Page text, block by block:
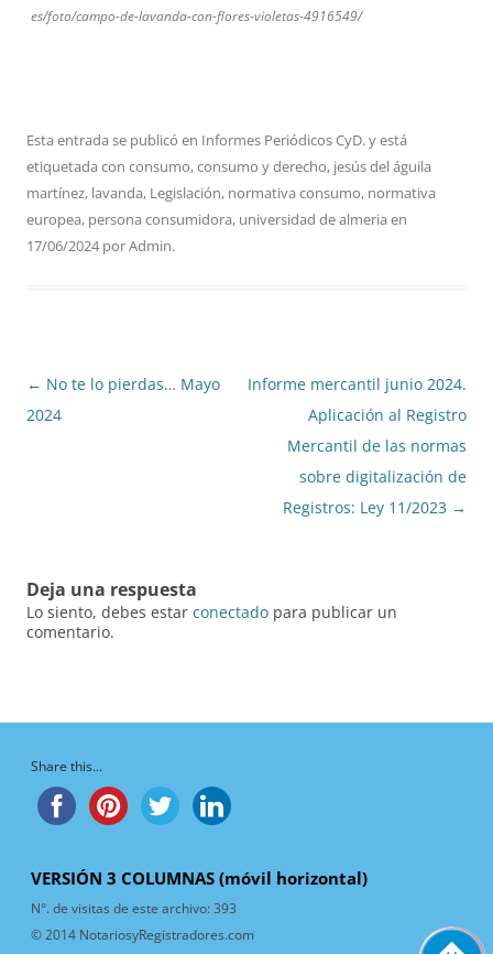
es/foto/campo-de-lavanda-con-flores-violetas-4916549/
Esta entrada se publicó en Informes Periódicos CyD.y está
etiquetada con consumo,consumo y derecho, jesús del águila
martínez, lavanda, Legislación, normativa consumo, normativa
europea, persona consumidora, universidad de almeria en
17/06/2024porAdmin.
Navegación
de
← No te lo pierdas… Mayo
2024
Informe mercantil junio 2024.
Aplicación al Registro
Mercantil de las normas
sobre digitalización de
Registros: Ley 11/2023 →
Deja una respuesta
Lo siento, debes estar conectado para publicar un
comentario.
Share this...
VERSIÓN 3 COLUMNAS (móvil horizontal)
N°. de visitas de este archivo:393
© 2014 NotariosyRegistradores.com